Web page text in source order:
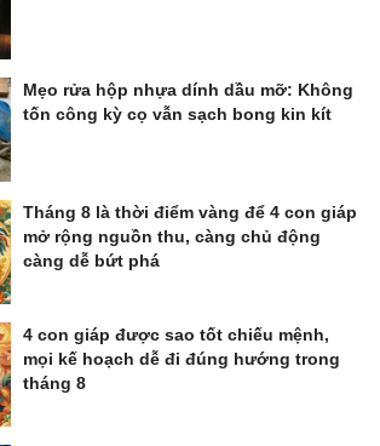
Mẹo rửa hộp nhựa dính dầu mỡ: Không
tốn công kỳ cọ vẫn sạch bong kin kít
Tháng 8 là thời điểm vàng để 4 con giáp
mở rộng nguồn thu, càng chủ động
càng dễ bứt phá
4 con giáp được sao tốt chiếu mệnh,
mọi kế hoạch dễ đi đúng hướng trong
tháng 8